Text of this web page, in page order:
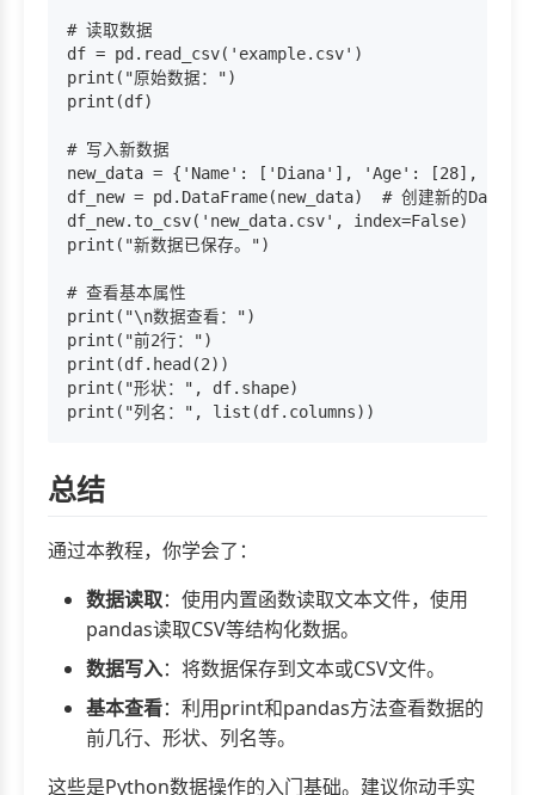
# 读取数据
df = pd.read_csv('example.csv')
print("原始数据：")
print(df)
# 写入新数据
new_data = {'Name': ['Diana'], 'Age': [28],
df_new = pd.DataFrame(new_data)  # 创建新的
df_new.to_csv('new_data.csv', index=False)
print("新数据已保存。")
# 查看基本属性
print("\n数据查看：")
print("前2行：")
print(df.head(2))
print("形状：", df.shape)
总结
通过本教程，你学会了：
数据读取：使用内置函数读取文本文件，使用
pandas读取CSV等结构化数据。
数据写入：将数据保存到文本或CSV文件。
基本查看：利用print和pandas方法查看数据的
前几行、形状、列名等。
这些是Python数据操作的入门基础。建议你动手实